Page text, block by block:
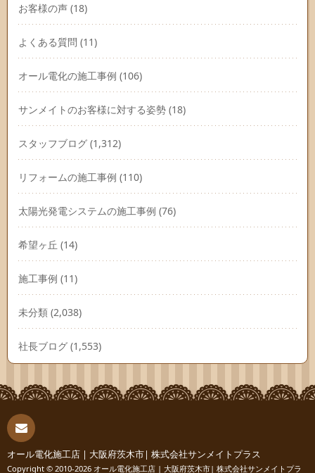
お客様の声 (18)
よくある質問 (11)
オール電化の施工事例 (106)
サンメイトのお客様に対する姿勢 (18)
スタッフブログ (1,312)
リフォームの施工事例 (110)
太陽光発電システムの施工事例 (76)
希望ヶ丘 (14)
施工事例 (11)
未分類 (2,038)
社長ブログ (1,553)
連絡
オール電化施工店 | 大阪府茨木市| 株式会社サンメイトプラス
Copyright © 2010-2026 オール電化施工店 | 大阪府茨木市| 株式会社サンメイトプラ